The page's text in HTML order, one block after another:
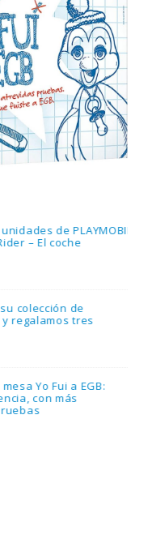
de PLAYMOBIL
– El coche
colección de
regalamos tres
Yo Fui a EGB:
con más